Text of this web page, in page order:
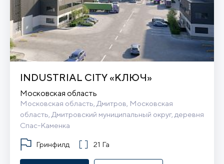
INDUSTRIAL CITY «КЛЮЧ»
Московская область
Московская область, Дмитров, Московская
область, Дмитровский муниципальный округ, деревня
Спас-Каменка
Гринфилд 21 Га